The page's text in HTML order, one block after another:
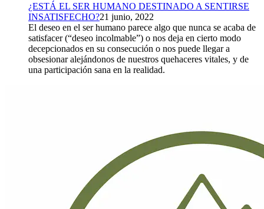
¿ESTÁ EL SER HUMANO DESTINADO A SENTIRSE
INSATISFECHO?21 junio, 2022
El deseo en el ser humano parece algo que nunca se acaba de
satisfacer (“deseo incolmable”) o nos deja en cierto modo
decepcionados en su consecución o nos puede llegar a
obsesionar alejándonos de nuestros quehaceres vitales, y de
una participación sana en la realidad.